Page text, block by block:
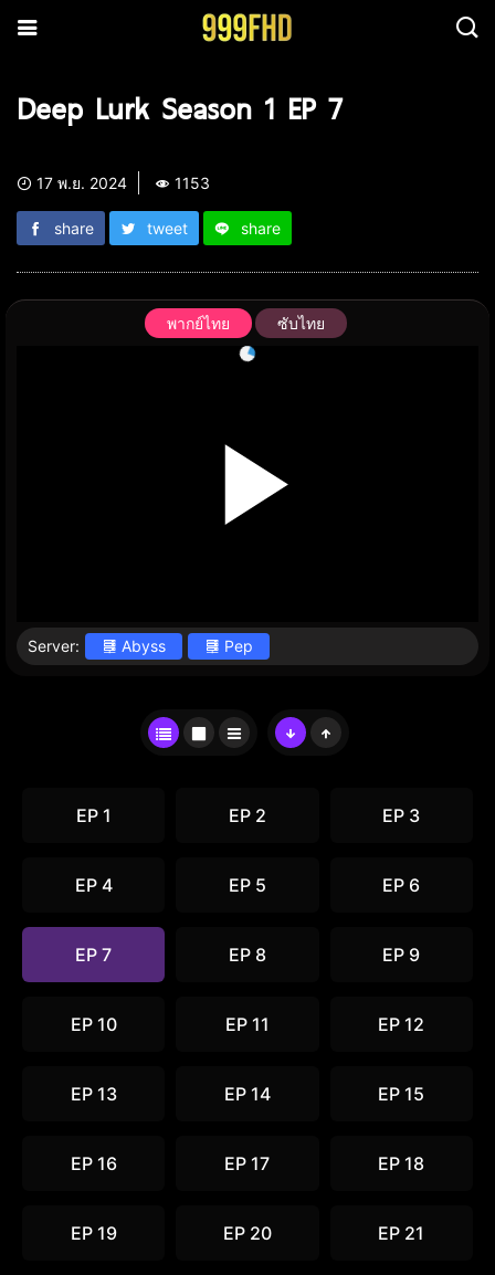
Deep Lurk Season 1 EP 7
17 พ.ย. 2024 1153
share tweet share
พากย์ไทย ซับไทย
Server: Abyss Pep
EP 1 EP 2 EP 3
EP 4 EP 5 EP 6
EP 7 EP 8 EP 9
EP 10 EP 11 EP 12
EP 13 EP 14 EP 15
EP 16 EP 17 EP 18
EP 19 EP 20 EP 21